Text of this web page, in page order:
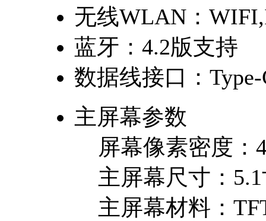
无线WLAN：
蓝牙： 4.2版支持
数据线接口：
主屏幕参数
屏幕像素密度：
主屏幕尺寸：
主屏幕材料：